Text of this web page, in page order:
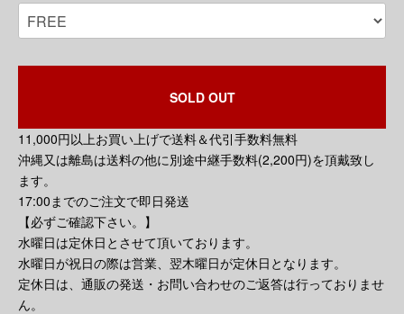
SOLD OUT
11,000円以上お買い上げで送料＆代引手数料無料
沖縄又は離島は送料の他に別途中継手数料(2,200円)を頂戴致し
ます。
17:00までのご注文で即日発送
【必ずご確認下さい。】
水曜日は定休日とさせて頂いております。
水曜日が祝日の際は営業、翌木曜日が定休日となります。
定休日は、通販の発送・お問い合わせのご返答は行っておりませ
ん。